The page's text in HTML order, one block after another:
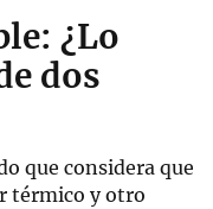
¿Lo
dos
que considera que
térmico y otro